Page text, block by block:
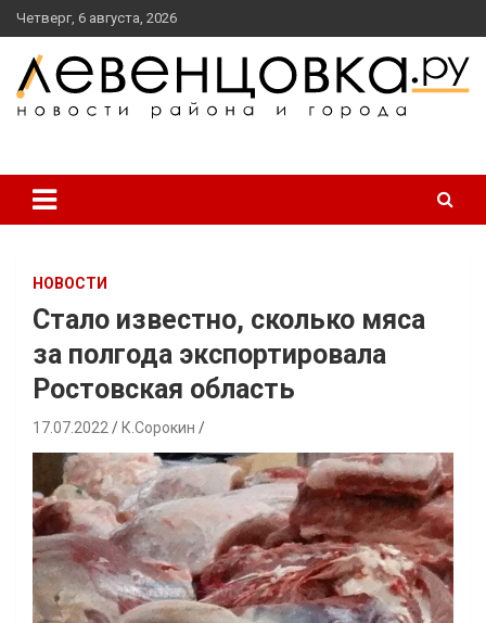
перейти
к
содержанию
Четверг, 6 августа, 2026
НОВОСТИ
Стало известно, сколько мяса
за полгода экспортировала
Ростовская область
17.07.2022 К.Сорокин